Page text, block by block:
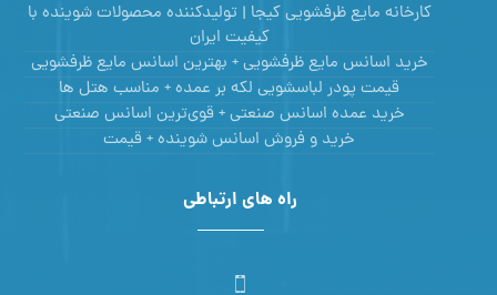
کارخانه مایع ظرفشویی کیجا | تولیدکننده محصولات شوینده با
کیفیت ایران
خرید اسانس مایع ظرفشویی + بهترین اسانس مایع ظرفشویی
قیمت پودر لباسشویی لکه بر عمده + مناسب هتل ها
خرید عمده اسانس صنعتی + قوی‌ترین اسانس‌ صنعتی
خرید و فروش اسانس شوینده + قیمت
راه های ارتباطی